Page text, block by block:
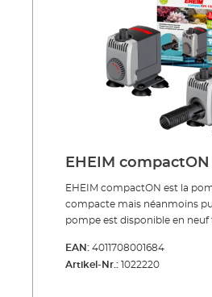
EHEIM compactON
EHEIM compactON est la
compacte mais néanmoins
pompe est disponible en neuf
EHEIM compactON pompe
charactérise par le nom et par
EAN: 4011708001684
Artikel-Nr.: 1022220